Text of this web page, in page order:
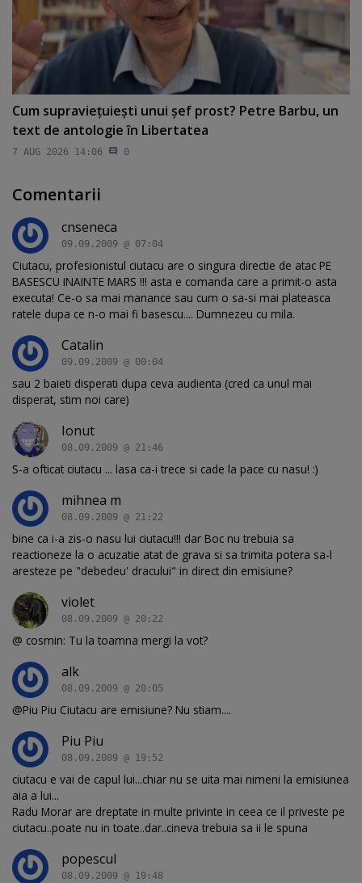
Cum supravieţuieşti unui şef prost? Petre Barbu, un
text de antologie în Libertatea
7 AUG 2026 14:06 0
Comentarii
cnseneca
09.09.2009 @ 07:04
Ciutacu, profesionistul ciutacu are o singura directie de atac PE
BASESCU INAINTE MARS !!! asta e comanda care a primit-o asta
executa! Ce-o sa mai manance sau cum o sa-si mai plateasca
ratele dupa ce n-o mai fi basescu.... Dumnezeu cu mila.
Catalin
09.09.2009 @ 00:04
sau 2 baieti disperati dupa ceva audienta (cred ca unul mai
disperat, stim noi care)
Ionut
08.09.2009 @ 21:46
S-a ofticat ciutacu ... lasa ca-i trece si cade la pace cu nasu! :)
mihnea m
08.09.2009 @ 21:22
bine ca i-a zis-o nasu lui ciutacu!!! dar Boc nu trebuia sa
reactioneze la o acuzatie atat de grava si sa trimita potera sa-l
aresteze pe "debedeu' dracului" in direct din emisiune?
violet
08.09.2009 @ 20:22
@ cosmin: Tu la toamna mergi la vot?
alk
08.09.2009 @ 20:05
@Piu Piu Ciutacu are emisiune? Nu stiam....
Piu Piu
08.09.2009 @ 19:52
ciutacu e vai de capul lui...chiar nu se uita mai nimeni la emisiunea
aia a lui...
Radu Morar are dreptate in multe privinte in ceea ce il priveste pe
ciutacu..poate nu in toate..dar..cineva trebuia sa ii le spuna
popescul
08.09.2009 @ 19:48